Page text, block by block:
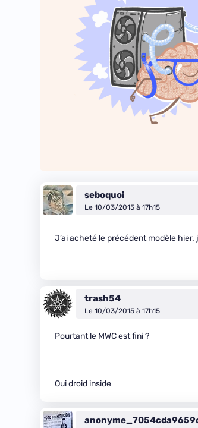
seboquoi
Le 10/03/2015 à 17h15
J’ai acheté le précédent modèle
trash54
Le 10/03/2015 à 17h15
Pourtant le MWC est fini ?
Oui droid inside